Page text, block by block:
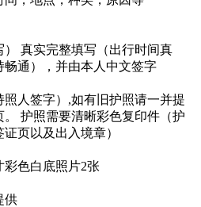
） 真实完整填写（出行时间真
通），并由本人中文签字
照人签字）,如有旧护照请一并提
护照需要清晰彩色复印件（护
页以及出入境章）
色白底照片2张
供